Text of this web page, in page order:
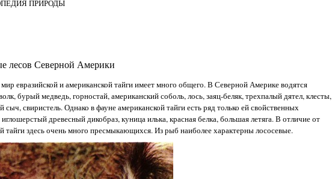
ПРИРОДЫ
лесов Северной Америки
евразийской и американской тайги имеет много общего. В Северной Америке водятся
бурый медведь, горностай, американский соболь, лось, заяц-беляк, трехпалый дятел, клесты,
сыч, свиристель. Однако в фауне американской тайги есть ряд только ей свойственных
древесный дикобраз, куница илька, красная белка, большая летяга. В отличие от
тайги здесь очень много пресмыкающихся. Из рыб наиболее характерны лососевые.